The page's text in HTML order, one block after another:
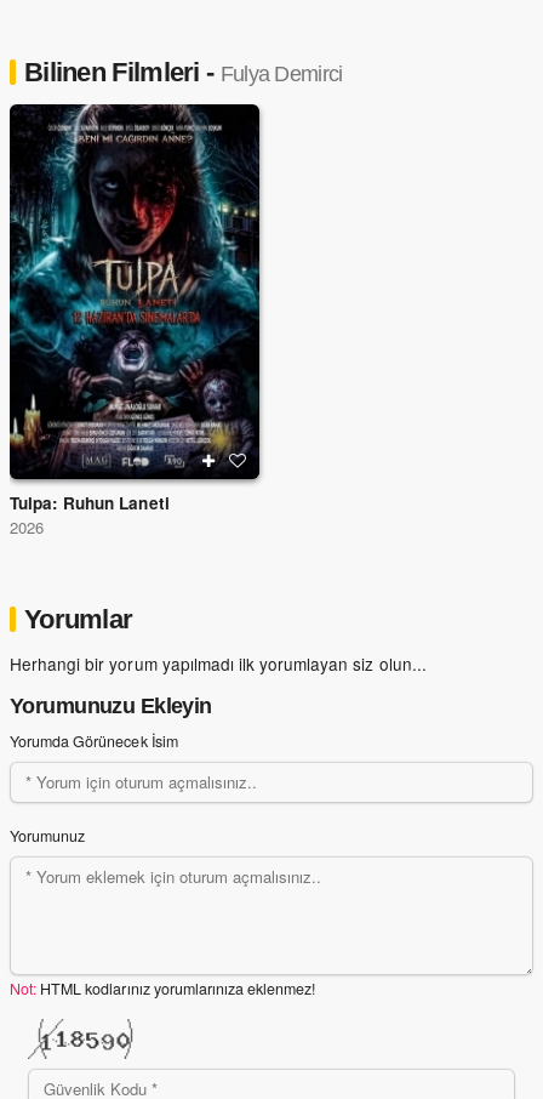
Bilinen Filmleri - Fulya Demirci
Tulpa: Ruhun Laneti
2026
Yorumlar
Herhangi bir yorum yapılmadı ilk yorumlayan siz olun...
Yorumunuzu Ekleyin
Yorumda Görünecek İsim
Yorumunuz
Not: HTML kodlarınız yorumlarınıza eklenmez!